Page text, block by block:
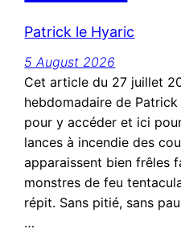
Patrick le Hyaric
5 August 2026
Cet article du 27 juillet
hebdomadaire de
pour y accéder et ici
lances à incendie des
apparaissent bien frêles
monstres de feu
répit. Sans pitié, sans
…